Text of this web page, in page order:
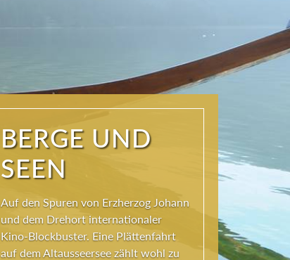
NATUR PUR
Ausseerland neue Kraft und viel
Inspiration. Das Wirkungsvermögen
kommt aus der Natur und ihren
ewigen Gestalten – den Bergen und